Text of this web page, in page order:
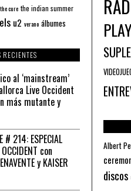
the cure the indian summer
u2 verano álbumes
RECIENTES
al ‘mainstream’
Live Occident
más mutante y
# 214: ESPECIAL
con
y KAISER
Albert
discos